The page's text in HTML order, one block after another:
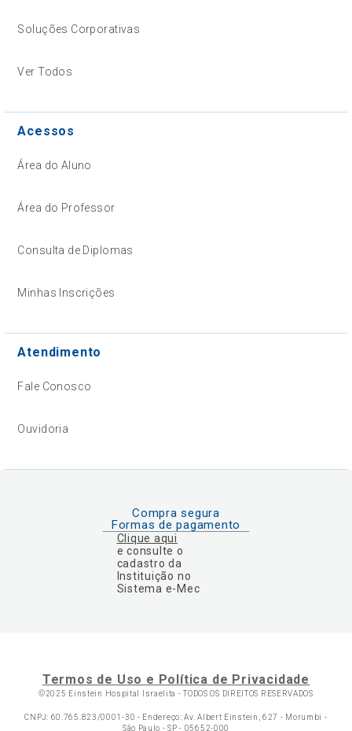
Soluções Corporativas
Ver Todos
Acessos
Área do Aluno
Área do Professor
Consulta de Diplomas
Minhas Inscrições
Atendimento
Fale Conosco
Ouvidoria
Compra segura
Formas de pagamento
Clique aqui
e consulte o
cadastro da
Instituição no
Sistema e-Mec
Termos de Uso e Política de Privacidade
©2025 Einstein Hospital Israelita -TODOS OS DIREITOS RESERVADOS
CNPJ: 60.765.823/0001-30 - Endereço: Av. Albert Einstein, 627 - Morumbi -
São Paulo - SP - 05652-000